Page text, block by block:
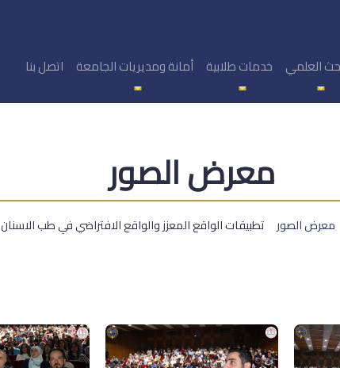
العلمي خدمات طلابية أمانة ومديريات الجامعة اتصل بنا
معرض الصور
معرض الصور تطبيقات الواقع المعزز والواقع الافتراضي في طب الاسنان